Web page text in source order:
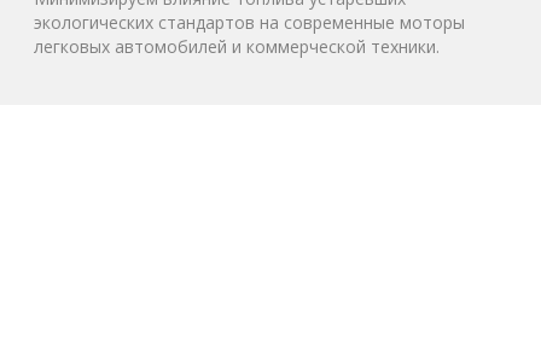
экологических стандартов на современные моторы
легковых автомобилей и коммерческой техники.